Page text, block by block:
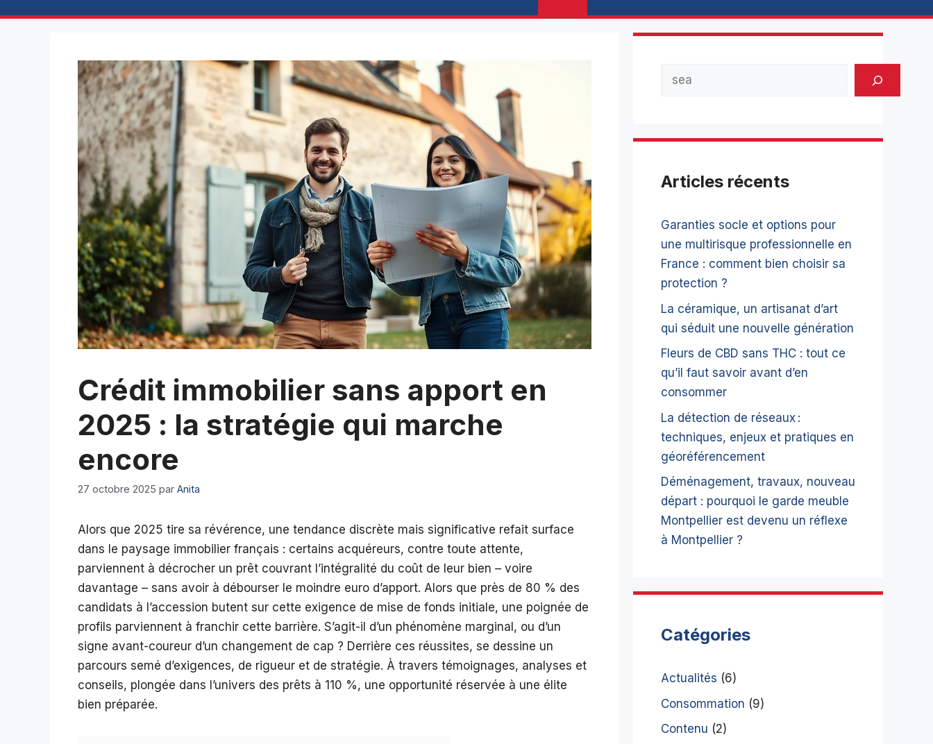
Crédit immobilier sans apport en
2025 : la stratégie qui marche
encore
27 octobre 2025 par Anita
Alors que 2025 tire sa révérence, une tendance discrète mais significative refait surface
dans le paysage immobilier français : certains acquéreurs, contre toute attente,
parviennent à décrocher un prêt couvrant l’intégralité du coût de leur bien – voire
davantage – sans avoir à débourser le moindre euro d’apport. Alors que près de 80 % des
candidats à l’accession butent sur cette exigence de mise de fonds initiale, une poignée de
profils parviennent à franchir cette barrière. S’agit-il d’un phénomène marginal, ou d’un
signe avant-coureur d’un changement de cap ? Derrière ces réussites, se dessine un
parcours semé d’exigences, de rigueur et de stratégie. À travers témoignages, analyses et
conseils, plongée dans l’univers des prêts à 110 %, une opportunité réservée à une élite
bien préparée.
Articles récents
Garanties socle et options pour
une multirisque professionnelle en
France : comment bien choisir sa
protection ?
La céramique, un artisanat d’art
qui séduit une nouvelle génération
Fleurs de CBD sans THC : tout ce
qu’il faut savoir avant d’en
consommer
La détection de réseaux :
techniques, enjeux et pratiques en
géoréférencement
Déménagement, travaux, nouveau
départ : pourquoi le garde meuble
Montpellier est devenu un réflexe
à Montpellier ?
Catégories
Actualités (6)
Consommation (9)
Contenu (2)